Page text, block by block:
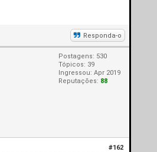
Responda-o
Postagens: 530
Tópicos: 39
Ingressou: Apr 2019
Reputações: 88
#162